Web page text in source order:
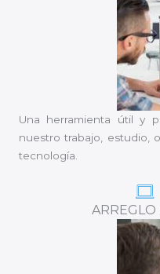
Una herramienta útil y
nuestro trabajo, estudio,
tecnología.